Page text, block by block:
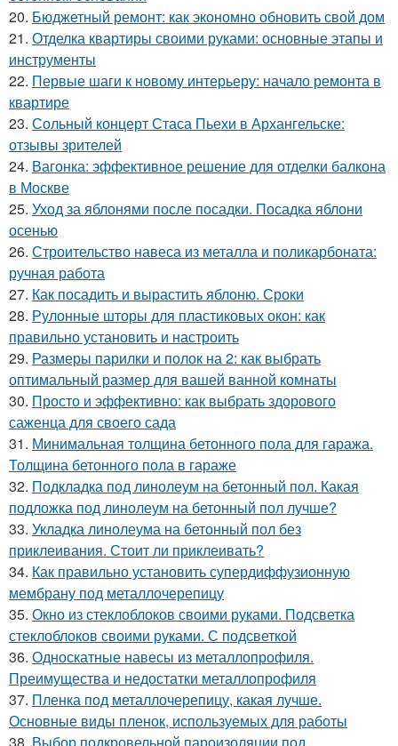
20. Бюджетный ремонт: как экономно обновить свой дом
21. Отделка квартиры своими руками: основные этапы и
инструменты
22. Первые шаги к новому интерьеру: начало ремонта в
квартире
23. Сольный концерт Стаса Пьехи в Архангельске:
отзывы зрителей
24. Вагонка: эффективное решение для отделки балкона
в Москве
25. Уход за яблонями после посадки. Посадка яблони
осенью
26. Строительство навеса из металла и поликарбоната:
ручная работа
27. Как посадить и вырастить яблоню. Сроки
28. Рулонные шторы для пластиковых окон: как
правильно установить и настроить
29. Размеры парилки и полок на 2: как выбрать
оптимальный размер для вашей ванной комнаты
30. Просто и эффективно: как выбрать здорового
саженца для своего сада
31. Минимальная толщина бетонного пола для гаража.
Толщина бетонного пола в гараже
32. Подкладка под линолеум на бетонный пол. Какая
подложка под линолеум на бетонный пол лучше?
33. Укладка линолеума на бетонный пол без
приклеивания. Стоит ли приклеивать?
34. Как правильно установить супердиффузионную
мембрану под металлочерепицу
35. Окно из стеклоблоков своими руками. Подсветка
стеклоблоков своими руками. С подсветкой
36. Односкатные навесы из металлопрофиля.
Преимущества и недостатки металлопрофиля
37. Пленка под металлочерепицу, какая лучше.
Основные виды пленок, используемых для работы